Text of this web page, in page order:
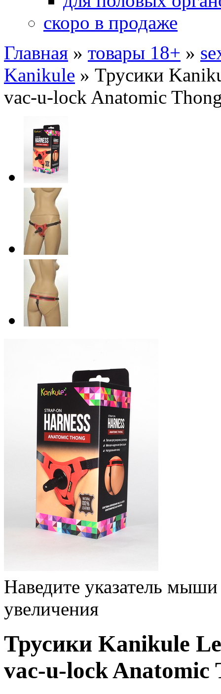
скоро в продаже
Главная » товары 18+ »
Kanikule » Трусики
vac-u-lock Anatomic
Наведите указатель
увеличения
Трусики Kanikule
vac-u-lock Anatomic